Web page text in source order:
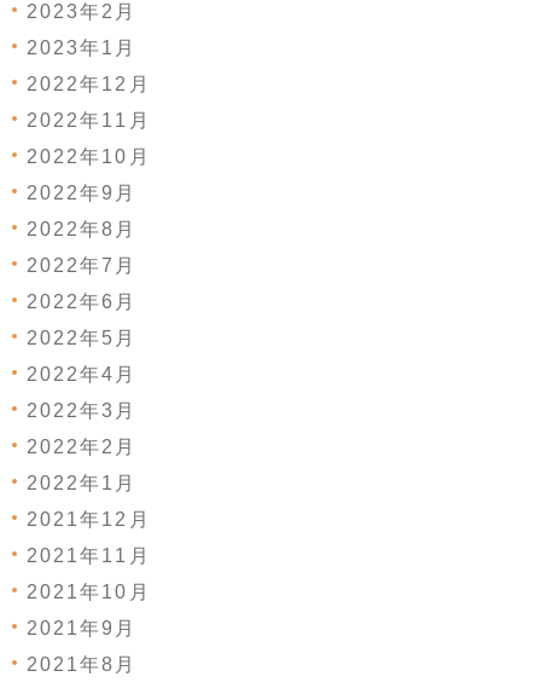
2023年2月
2023年1月
2022年12月
2022年11月
2022年10月
2022年9月
2022年8月
2022年7月
2022年6月
2022年5月
2022年4月
2022年3月
2022年2月
2022年1月
2021年12月
2021年11月
2021年10月
2021年9月
2021年8月